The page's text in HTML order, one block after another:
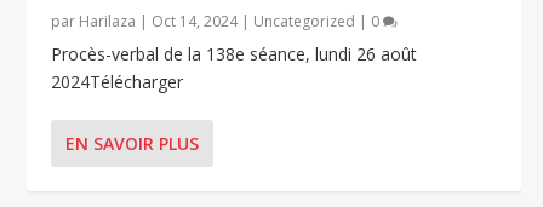
par Harilaza | Oct 14, 2024| Uncategorized | 0
Procès-verbal de la 138e séance, lundi 26 août
2024Télécharger
EN SAVOIR PLUS